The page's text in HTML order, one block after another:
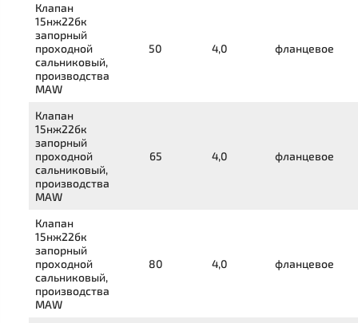
Клапан
15нж22бк
запорный
проходной
сальниковый,
производства
MAW
50 4,0 фланцевое
Клапан
15нж22бк
запорный
проходной
сальниковый,
производства
MAW
65 4,0 фланцевое
Клапан
15нж22бк
запорный
проходной
сальниковый,
производства
MAW
80 4,0 фланцевое